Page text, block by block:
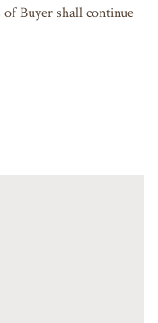
Buyer shall continue